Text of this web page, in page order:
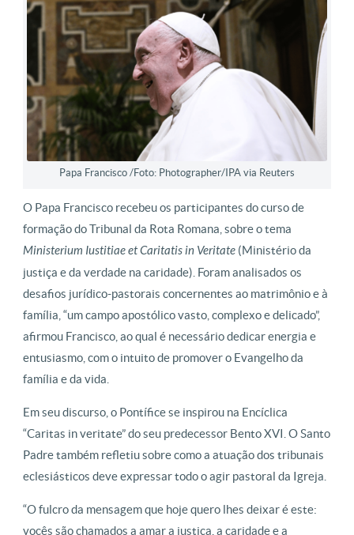
Papa Francisco /Foto: Photographer/IPA via Reuters
O Papa Francisco recebeu os participantes do curso de
formação do Tribunal da Rota Romana, sobre o tema
Ministerium Iustitiae et Caritatis in Veritate (Ministério da
justiça e da verdade na caridade). Foram analisados os
desafios jurídico-pastorais concernentes ao matrimônio e à
família, “um campo apostólico vasto, complexo e delicado”,
afirmou Francisco, ao qual é necessário dedicar energia e
entusiasmo, com o intuito de promover o Evangelho da
família e da vida.
Em seu discurso, o Pontífice se inspirou na Encíclica
“Caritas in veritate” do seu predecessor Bento XVI. O Santo
Padre também refletiu sobre como a atuação dos tribunais
eclesiásticos deve expressar todo o agir pastoral da Igreja.
“O fulcro da mensagem que hoje quero lhes deixar é este:
vocês são chamados a amar a justiça, a caridade e a